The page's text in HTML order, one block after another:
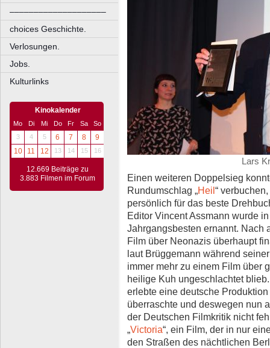
––––––––––––––––––––
choices Geschichte.
Verlosungen.
Jobs.
Kulturlinks
Kinokalender
Mo Di Mi Do Fr Sa
So
3
4 5 6 7 8
9
10
11 12 13 14 15 16
12.669 Beiträge zu
3.883 Filmen im Forum
Lars
Einen weiteren Doppelsieg
Rundumschlag „ Heil“
persönlich für das beste
Editor Vincent Assmann wurde
Jahrgangsbesten ernannt. Nach
Film über Neonazis überhaupt
laut Brüggemann während
immer mehr zu einem Film über
heilige Kuh ungeschlachtet
erlebte eine deutsche
überraschte und deswegen nun
der Deutschen Filmkritik nicht
Victoria“, ein Film, der in nur
den Straßen des nächtlichen